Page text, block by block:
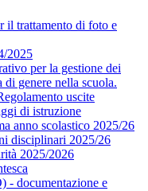
il trattamento di foto e
2025
per la gestione dei
di genere nella scuola.
uscite
di istruzione
anno scolastico 2025/26
disciplinari 2025/26
2025/2026
- documentazione e